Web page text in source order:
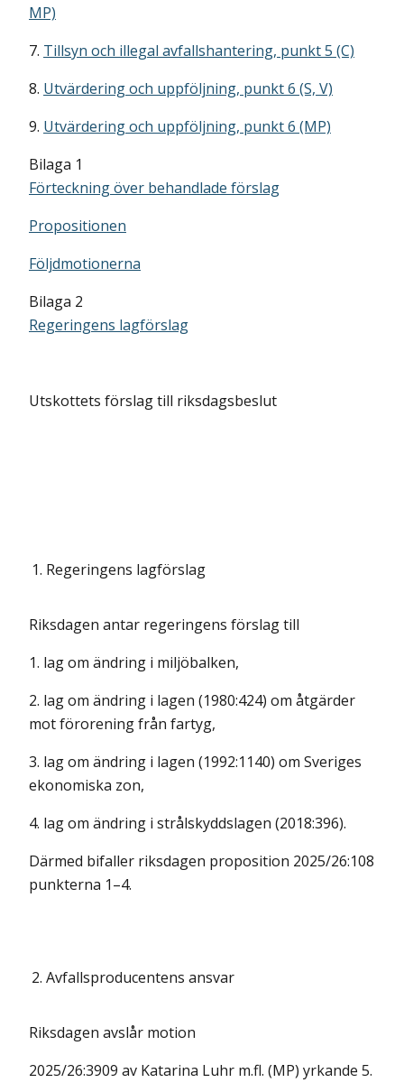
MP)
7. Tillsyn och illegal avfallshantering, punkt 5 (C)
8. Utvärdering och uppföljning, punkt 6 (S, V)
9. Utvärdering och uppföljning, punkt 6 (MP)
Bilaga 1
Förteckning över behandlade förslag
Propositionen
Följdmotionerna
Bilaga 2
Regeringens lagförslag
Utskottets förslag till riksdagsbeslut
1. Regeringens lagförslag
Riksdagen antar regeringens förslag till
1. lag om ändring i miljöbalken,
2. lag om ändring i lagen (1980:424) om åtgärder
mot förorening från fartyg,
3. lag om ändring i lagen (1992:1140) om Sveriges
ekonomiska zon,
4. lag om ändring i strålskyddslagen (2018:396).
Därmed bifaller riksdagen proposition 2025/26:108
punkterna 1–4.
2. Avfallsproducentens ansvar
Riksdagen avslår motion
2025/26:3909 av Katarina Luhr m.fl. (MP) yrkande 5.